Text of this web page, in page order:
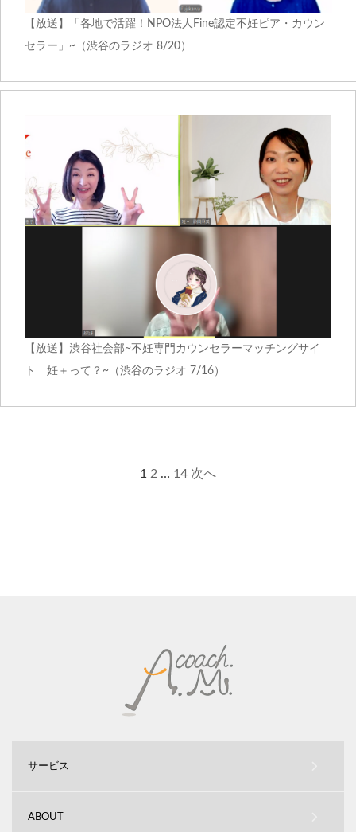
【放送】「各地で活躍！NPO法人Fine認定不妊ピア・カウン
セラー」~（渋谷のラジオ 8/20）
【放送】渋谷社会部~不妊専門カウンセラーマッチングサイ
ト 妊＋って？~（渋谷のラジオ 7/16）
1 2 … 14 次へ
サービス
ABOUT